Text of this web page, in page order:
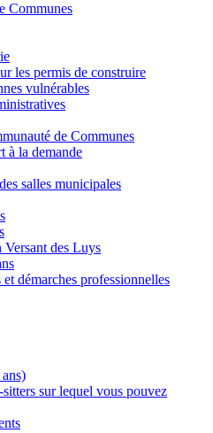
Communes
les permis de construire
vulnérables
de Communes
à la demande
salles municipales
Versant des Luys
démarches professionnelles
sur lequel vous pouvez